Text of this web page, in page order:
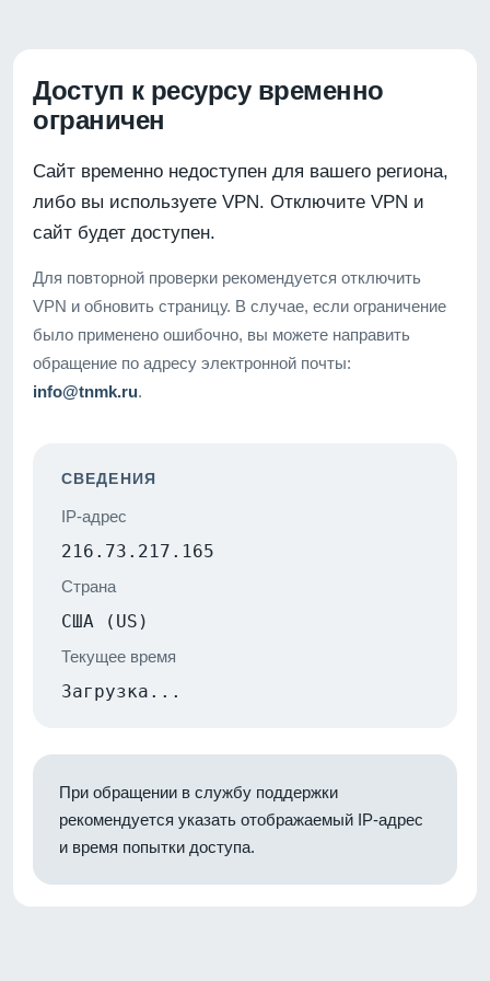
Доступ к ресурсу временно
ограничен
Сайт временно недоступен для вашего региона,
либо вы используете VPN. Отключите VPN и
сайт будет доступен.
Для повторной проверки рекомендуется отключить
VPN и обновить страницу. В случае, если ограничение
было применено ошибочно, вы можете направить
обращение по адресу электронной почты:
info@tnmk.ru.
СВЕДЕНИЯ
IP-адрес
216.73.217.165
Страна
США (US)
Текущее время
Загрузка...
При обращении в службу поддержки
рекомендуется указать отображаемый IP-адрес
и время попытки доступа.